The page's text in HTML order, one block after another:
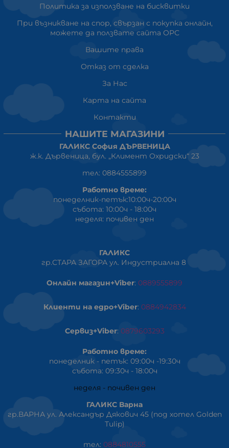
Политика за използване на бисквитки
При възникване на спор, свързан с покупка онлайн,
можете да ползвате сайта ОРС
Вашите права
Отказ от сделка
За Нас
Карта на сайта
Контакти
НАШИТЕ МАГАЗИНИ
ГАЛИКС София ДЪРВЕНИЦА
ж.к. Дървеница, бул. „Климент Охридски“ 23
тел: 0884555899
Работно време:
понеделник-петък:10:00ч-20:00ч
събота: 10:00ч - 18:00ч
неделя: почивен ден
ГАЛИКС
гр.СТАРА ЗАГОРА ул. Индустриална 8
Онлайн магазин+Viber: 0889555899
Клиенти на едро+Viber: 0884942834
Сервиз+Viber: 0879603293
Работно време:
понеделник - петък: 09:00ч -19:30ч
събота: 09:30ч - 18:00ч
неделя - почивен ден
ГАЛИКС Варна
гр.ВАРНА ул. Александър Дякович 45 (под хотел Golden
Tulip)
тел: 0884810555